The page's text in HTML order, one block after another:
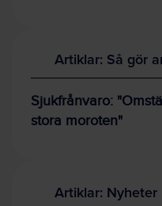
Artiklar: Så gör
Sjukfrånvaro:
stora moroten"
Artiklar: Nyheter